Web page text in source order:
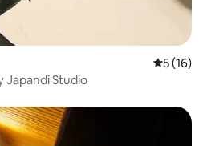
5 (16)
Japandi Studio